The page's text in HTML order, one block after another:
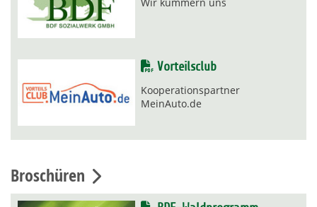
Wir kümmern uns
Vorteilsclub
Kooperationspartner
MeinAuto.de
Broschüren